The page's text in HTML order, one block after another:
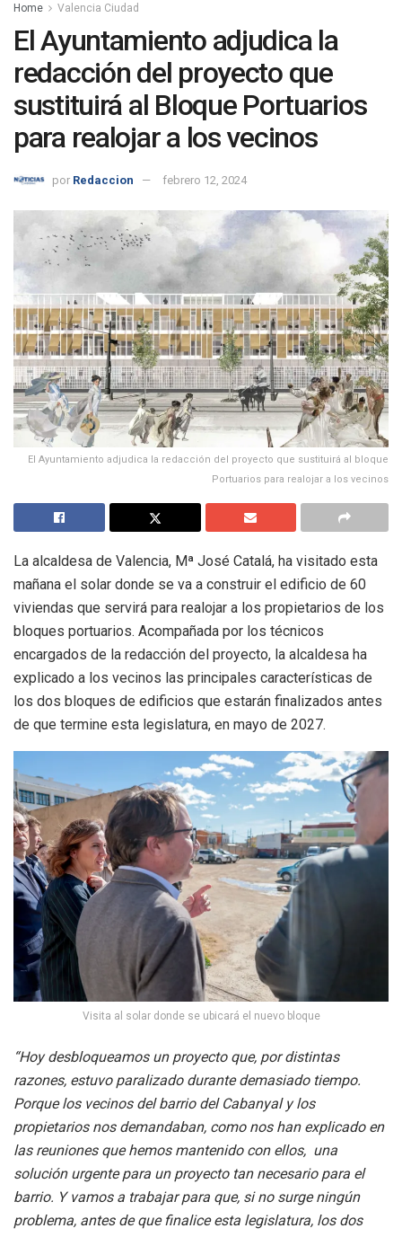
Home Valencia Ciudad
El Ayuntamiento adjudica la
redacción del proyecto que
sustituirá al Bloque Portuarios
para realojar a los vecinos
por Redaccion febrero 12, 2024
El Ayuntamiento adjudica la redacción del proyecto que sustituirá al bloque
Portuarios para realojar a los vecinos
La alcaldesa de Valencia, Mª José Catalá, ha visitado esta
mañana el solar donde se va a construir el edificio de 60
viviendas que servirá para realojar a los propietarios de los
bloques portuarios. Acompañada por los técnicos
encargados de la redacción del proyecto, la alcaldesa ha
explicado a los vecinos las principales características de
los dos bloques de edificios que estarán finalizados antes
de que termine esta legislatura, en mayo de 2027.
Visita al solar donde se ubicará el nuevo bloque
“Hoy desbloqueamos un proyecto que, por distintas
razones, estuvo paralizado durante demasiado tiempo.
Porque los vecinos del barrio del Cabanyal y los
propietarios nos demandaban, como nos han explicado en
las reuniones que hemos mantenido con ellos, una
solución urgente para un proyecto tan necesario para el
barrio. Y vamos a trabajar para que, si no surge ningún
problema, antes de que finalice esta legislatura, los dos